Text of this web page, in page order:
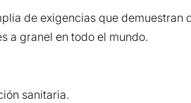
de exigencias que demuestran
a granel en todo el mundo.
sanitaria.